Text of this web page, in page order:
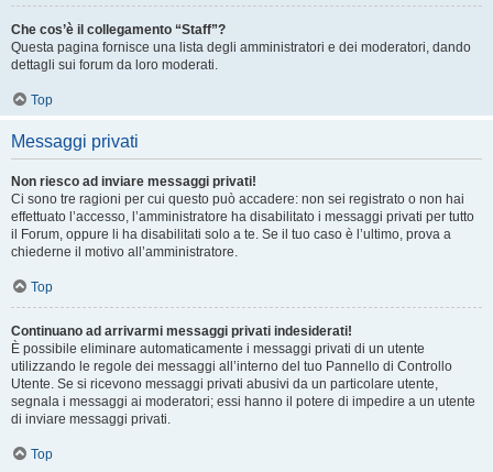
Che cos’è il collegamento “Staff”?
Questa pagina fornisce una lista degli amministratori e dei moderatori, dando
dettagli sui forum da loro moderati.
Top
Messaggi privati
Non riesco ad inviare messaggi privati!
Ci sono tre ragioni per cui questo può accadere: non sei registrato o non hai
effettuato l’accesso, l’amministratore ha disabilitato i messaggi privati per tutto
il Forum, oppure li ha disabilitati solo a te. Se il tuo caso è l’ultimo, prova a
chiederne il motivo all’amministratore.
Top
Continuano ad arrivarmi messaggi privati indesiderati!
È possibile eliminare automaticamente i messaggi privati ​​di un utente
utilizzando le regole dei messaggi all’interno del tuo Pannello di Controllo
Utente. Se si ricevono messaggi privati ​​abusivi da un particolare utente,
segnala i messaggi ai moderatori; essi hanno il potere di impedire a un utente
di inviare messaggi privati​​.
Top